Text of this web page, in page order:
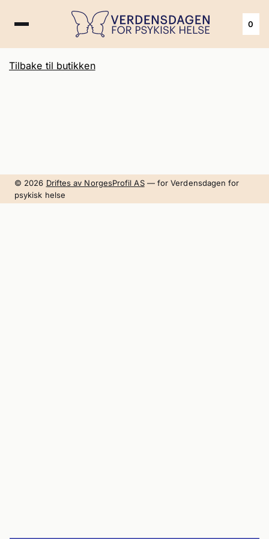
0
Tilbake til butikken
© 2026 Driftes av NorgesProfil AS— for Verdensdagen for
psykisk helse